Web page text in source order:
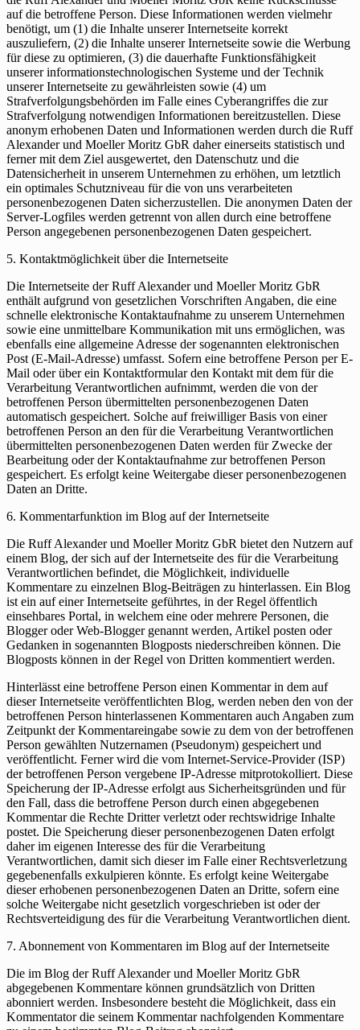
auf die betroffene Person. Diese Informationen werden vielmehr
benötigt, um (1) die Inhalte unserer Internetseite korrekt
auszuliefern, (2) die Inhalte unserer Internetseite sowie die Werbung
für diese zu optimieren, (3) die dauerhafte Funktionsfähigkeit
unserer informationstechnologischen Systeme und der Technik
unserer Internetseite zu gewährleisten sowie (4) um
Strafverfolgungsbehörden im Falle eines Cyberangriffes die zur
Strafverfolgung notwendigen Informationen bereitzustellen. Diese
anonym erhobenen Daten und Informationen werden durch die Ruff
Alexander und Moeller Moritz GbR daher einerseits statistisch und
ferner mit dem Ziel ausgewertet, den Datenschutz und die
Datensicherheit in unserem Unternehmen zu erhöhen, um letztlich
ein optimales Schutzniveau für die von uns verarbeiteten
personenbezogenen Daten sicherzustellen. Die anonymen Daten der
Server-Logfiles werden getrennt von allen durch eine betroffene
Person angegebenen personenbezogenen Daten gespeichert.
5. Kontaktmöglichkeit über die Internetseite
Die Internetseite der Ruff Alexander und Moeller Moritz GbR
enthält aufgrund von gesetzlichen Vorschriften Angaben, die eine
schnelle elektronische Kontaktaufnahme zu unserem Unternehmen
sowie eine unmittelbare Kommunikation mit uns ermöglichen, was
ebenfalls eine allgemeine Adresse der sogenannten elektronischen
Post (E-Mail-Adresse) umfasst. Sofern eine betroffene Person per E-
Mail oder über ein Kontaktformular den Kontakt mit dem für die
Verarbeitung Verantwortlichen aufnimmt, werden die von der
betroffenen Person übermittelten personenbezogenen Daten
automatisch gespeichert. Solche auf freiwilliger Basis von einer
betroffenen Person an den für die Verarbeitung Verantwortlichen
übermittelten personenbezogenen Daten werden für Zwecke der
Bearbeitung oder der Kontaktaufnahme zur betroffenen Person
gespeichert. Es erfolgt keine Weitergabe dieser personenbezogenen
Daten an Dritte.
6. Kommentarfunktion im Blog auf der Internetseite
Die Ruff Alexander und Moeller Moritz GbR bietet den Nutzern auf
einem Blog, der sich auf der Internetseite des für die Verarbeitung
Verantwortlichen befindet, die Möglichkeit, individuelle
Kommentare zu einzelnen Blog-Beiträgen zu hinterlassen. Ein Blog
ist ein auf einer Internetseite geführtes, in der Regel öffentlich
einsehbares Portal, in welchem eine oder mehrere Personen, die
Blogger oder Web-Blogger genannt werden, Artikel posten oder
Gedanken in sogenannten Blogposts niederschreiben können. Die
Blogposts können in der Regel von Dritten kommentiert werden.
Hinterlässt eine betroffene Person einen Kommentar in dem auf
dieser Internetseite veröffentlichten Blog, werden neben den von der
betroffenen Person hinterlassenen Kommentaren auch Angaben zum
Zeitpunkt der Kommentareingabe sowie zu dem von der betroffenen
Person gewählten Nutzernamen (Pseudonym) gespeichert und
veröffentlicht. Ferner wird die vom Internet-Service-Provider (ISP)
der betroffenen Person vergebene IP-Adresse mitprotokolliert. Diese
Speicherung der IP-Adresse erfolgt aus Sicherheitsgründen und für
den Fall, dass die betroffene Person durch einen abgegebenen
Kommentar die Rechte Dritter verletzt oder rechtswidrige Inhalte
postet. Die Speicherung dieser personenbezogenen Daten erfolgt
daher im eigenen Interesse des für die Verarbeitung
Verantwortlichen, damit sich dieser im Falle einer Rechtsverletzung
gegebenenfalls exkulpieren könnte. Es erfolgt keine Weitergabe
dieser erhobenen personenbezogenen Daten an Dritte, sofern eine
solche Weitergabe nicht gesetzlich vorgeschrieben ist oder der
Rechtsverteidigung des für die Verarbeitung Verantwortlichen dient.
7. Abonnement von Kommentaren im Blog auf der Internetseite
Die im Blog der Ruff Alexander und Moeller Moritz GbR
abgegebenen Kommentare können grundsätzlich von Dritten
abonniert werden. Insbesondere besteht die Möglichkeit, dass ein
Kommentator die seinem Kommentar nachfolgenden Kommentare